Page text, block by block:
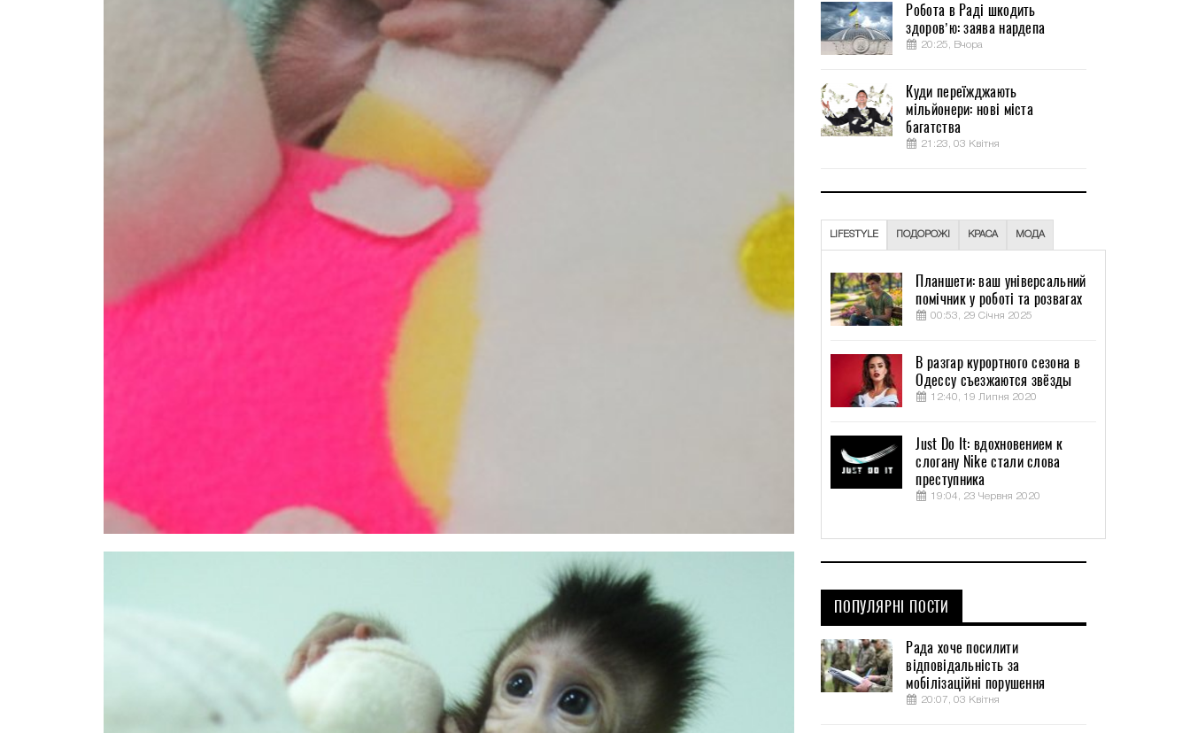
Робота в Раді шкодить
здоров’ю: заява нардепа
20:25, Вчора
Куди переїжджають
мільйонери: нові міста
багатства
21:23, 03 Квітня
LIFESTYLE ПОДОРОЖІ КРАСА МОДА
Планшети: ваш універсальний
помічник у роботі та розвагах
00:53, 29 Січня 2025
В разгар курортного сезона в
Одессу съезжаются звёзды
12:40, 19 Липня 2020
Just Do It: вдохновением к
слогану Nike стали слова
преступника
19:04, 23 Червня 2020
ПОПУЛЯРНІ ПОСТИ
Рада хоче посилити
відповідальність за
мобілізаційні порушення
20:07, 03 Квітня